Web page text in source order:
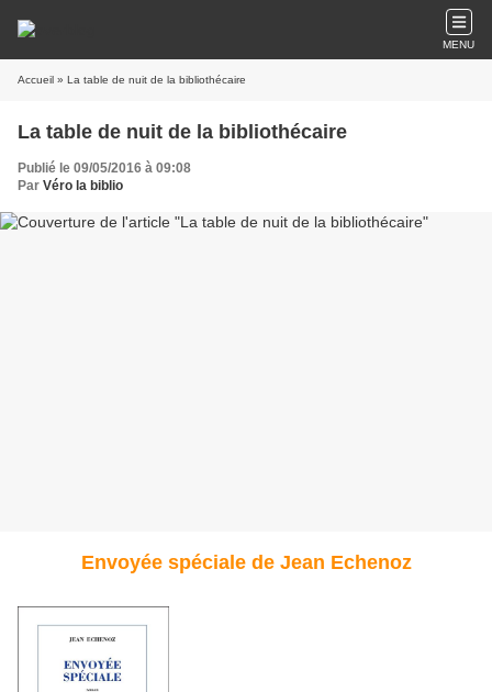
MENU
Accueil » La table de nuit de la bibliothécaire
La table de nuit de la bibliothécaire
Publié le 09/05/2016 à 09:08
Par Véro la biblio
Envoyée spéciale de Jean Echenoz